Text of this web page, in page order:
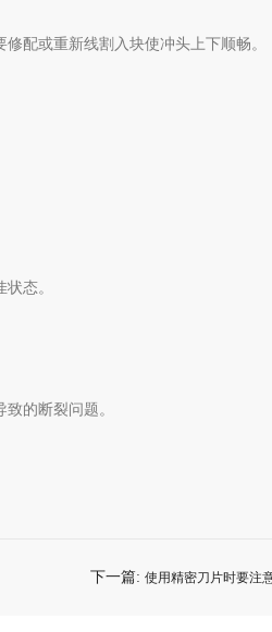
配或重新线割入块使冲头上下顺畅。
态。
的断裂问题。
下一篇: 使用精密刀片时要注